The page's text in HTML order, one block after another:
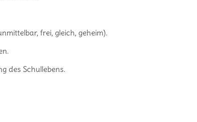
frei, gleich, geheim).
des Schullebens.